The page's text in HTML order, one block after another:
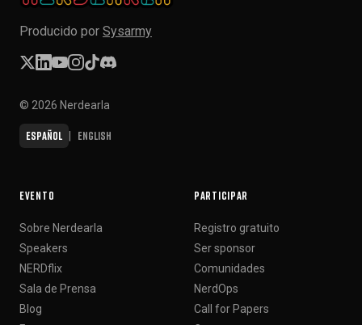
Producido por Sysarmy
© 2026 Nerdearla
Español English
EVENTO
Sobre Nerdearla
Speakers
NERDflix
Sala de Prensa
Blog
PARTICIPAR
Registro gratuito
Ser sponsor
Comunidades
NerdOps
Call for Papers